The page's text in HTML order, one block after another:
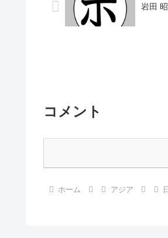
岩田
コメント
ホーム アジア